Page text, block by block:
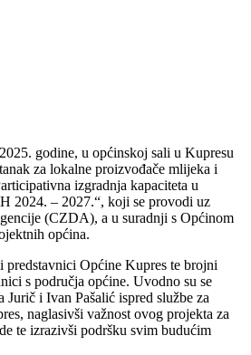
godine, u općinskoj sali u Kupresu
za lokalne proizvođače mlijeka i
izgradnja kapaciteta u
2024. – 2027.“, koji se provodi uz
(CZDA), a u suradnji s Općinom
općina.
predstavnici Općine Kupres te brojni
s područja općine. Uvodno su se
i Ivan Pašalić ispred službe za
naglasivši važnost ovog projekta za
te izrazivši podršku svim budućim